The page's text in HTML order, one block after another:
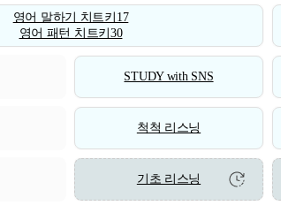
영어 말하기 치트키17
영어 패턴 치트키30
STUDY with SNS
척척 리스닝
기초 리스닝